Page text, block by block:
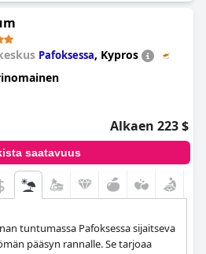
Pafoksessa, Kypros
Alkaen 223 $
saatavuus
tuntumassa Pafoksessa sijaitseva
pääsyn rannalle. Se tarjoaa